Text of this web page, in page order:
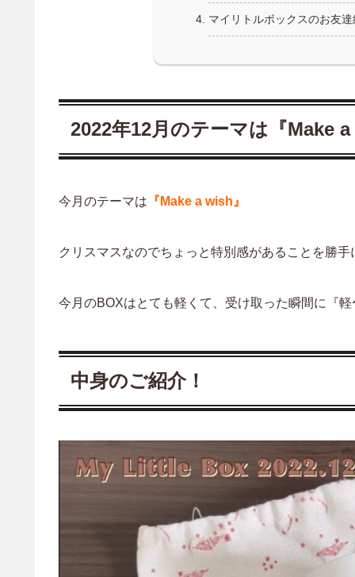
マイリトルボックスのお友
2022年12月のテーマは『Make
今月のテーマは 『Make a wish』
クリスマスなのでちょっと特別感があることを勝
今月のBOXはとても軽くて、受け取った瞬間に『
中身のご紹介！